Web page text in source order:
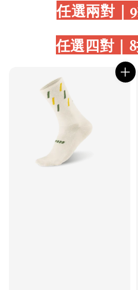
任選兩對｜
任選四對｜